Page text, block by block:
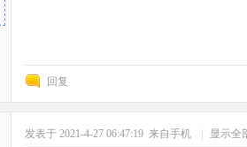
回复
发表于 2021-4-27 06:47:19 来自手机 显示全